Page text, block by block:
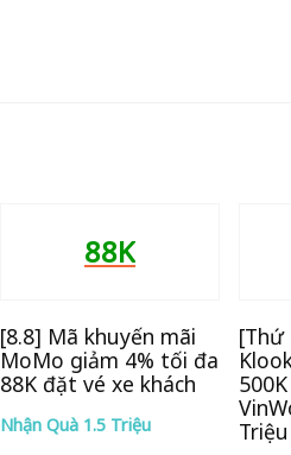
88K
[8.8] Mã khuyến mãi
MoMo giảm 4% tối đa
88K đặt vé xe khách
Nhận Quà 1.5 Triệu
[Thứ
Triệu